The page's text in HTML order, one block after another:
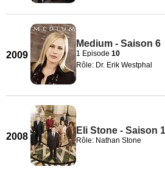
2009
Medium - Saison 6
1 Episode 10
Rôle: Dr. Erik Westphal
2008
Eli Stone - Saison 1
Rôle: Nathan Stone